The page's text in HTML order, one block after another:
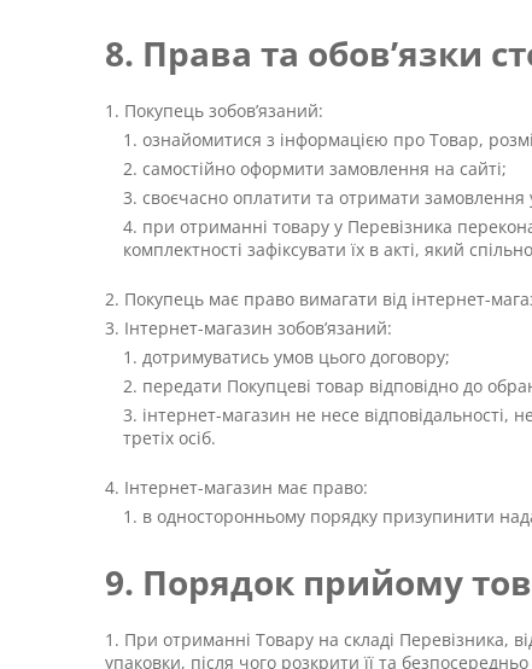
8. Права та обов’язки
Покупець зобов’язаний:
ознайомитися з інформацією про Товар,
самостійно оформити замовлення на сайті;
своєчасно оплатити та отримати замовлення
при отриманні товару у Перевізника
комплектності зафіксувати їх в акті, який
Покупець має право вимагати від інтернет-
Інтернет-магазин зобов’язаний:
дотримуватись умов цього договору;
передати Покупцеві товар відповідно до
інтернет-магазин не несе відповідальності,
третіх осіб.
Інтернет-магазин має право:
в односторонньому порядку призупинити
9. Порядок прийому
При отриманні Товару на складі Перевізника,
упаковки, після чого розкрити її та